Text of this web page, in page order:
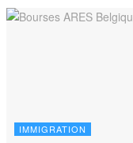
IMMIGRATION